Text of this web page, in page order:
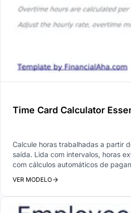
Time Card Calculator
Calcule horas trabalhadas a partir
saída. Lida com intervalos, horas
com cálculos automáticos de
VER MODELO